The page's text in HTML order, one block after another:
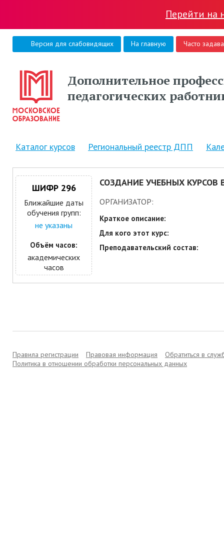
Перейти на
Версия для слабовидящих На главную Часто
Дополнительное
педагогических
Каталог курсов Региональный реестр ДПП
ШИФР 296
Ближайшие даты
обучения групп:
не указаны
Объём часов:
академических
часов
СОЗДАНИЕ УЧЕБНЫХ КУРСОВ
ОРГАНИЗАТОР:
Краткое описание:
Для кого этот курс:
Преподавательский состав:
Правила регистрации Правовая информация
Обратиться в
Политика в отношении обработки персональных данных